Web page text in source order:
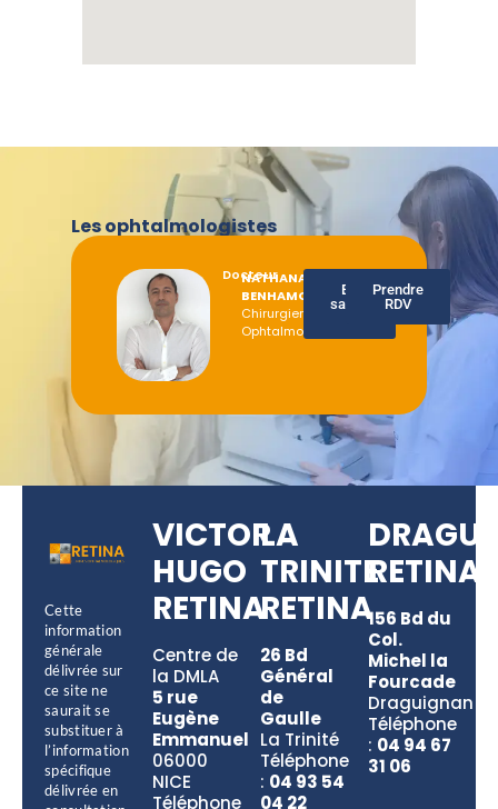
Les ophtalmologistes
Docteur
NATHANAËL
BENHAMOU
Chirurgien
Ophtalmologiste
En
savoir
Prendre
RDV
Cette
information
générale
délivrée sur
ce site ne
saurait se
substituer à
l’information
spécifique
délivrée en
VICTOR
HUGO
RETINA
Centre de
la DMLA
5 rue
Eugène
Emmanuel
06000
NICE
Téléphone
LA
TRINITE
RETINA
26 Bd
Général
de
Gaulle
La Trinité
Téléphone
: 04 93 54
04 22
RETINA
156 Bd du
Col.
Michel la
Fourcade
Draguignan
Téléphone
: 04 94 67
31 06